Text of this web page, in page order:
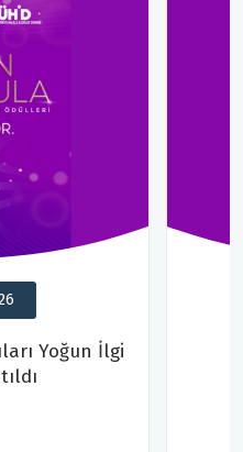
Yoğun İlgi